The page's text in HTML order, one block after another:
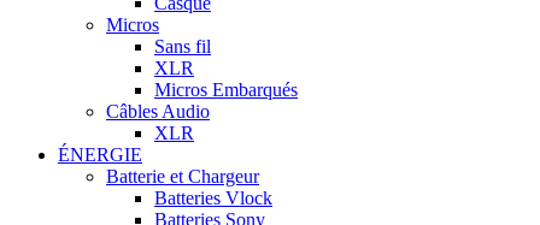
Micros
Sans fil
XLR
Micros Embarqués
Câbles Audio
XLR
ÉNERGIE
Batterie et Chargeur
Batteries Vlock
Batteries Sony